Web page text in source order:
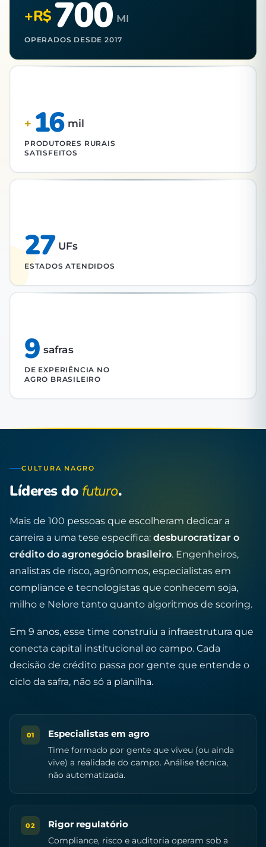
+R$700 MI
OPERADOS DESDE 2017
+ 16 mil
PRODUTORES RURAIS
SATISFEITOS
27 UFs
ESTADOS ATENDIDOS
9 safras
DE EXPERIÊNCIA NO
AGRO BRASILEIRO
CULTURA NAGRO
Líderes do futuro.
Mais de 100 pessoas que escolheram dedicar a
carreira a uma tese específica: desburocratizar o
crédito do agronegócio brasileiro. Engenheiros,
analistas de risco, agrônomos, especialistas em
compliance e tecnologistas que conhecem soja,
milho e Nelore tanto quanto algoritmos de scoring.
Em 9 anos, esse time construiu a infraestrutura que
conecta capital institucional ao campo. Cada
decisão de crédito passa por gente que entende o
ciclo da safra, não só a planilha.
01 Especialistas em agro
Time formado por gente que viveu (ou ainda
vive) a realidade do campo. Análise técnica,
não automatizada.
02 Rigor regulatório
Compliance, risco e auditoria operam sob a